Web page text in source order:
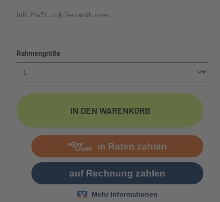
inkl. MwSt. zzgl. Versandkosten
Rahmengröße
IN DEN WARENKORB